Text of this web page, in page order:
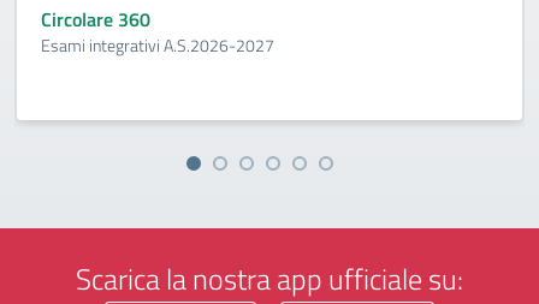
Circolare 360
Esami integrativi A.S.2026-2027
Scarica la nostra app ufficiale su: